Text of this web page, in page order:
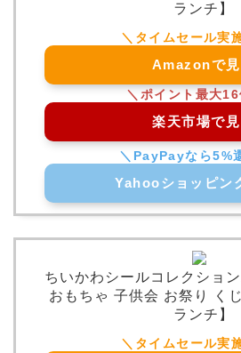
ランチ】
Amazonで見
楽天市場で見
Yahooショッピン
ちいかわシールコレクショ
おもちゃ 子供会 お祭り く
ランチ】